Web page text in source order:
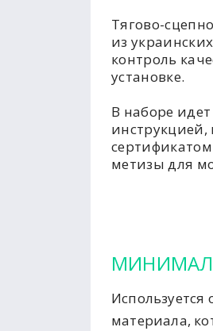
Тягово-
из
контроль
установке.
В наборе
инструкцией,
метизы для
Используется
материала,